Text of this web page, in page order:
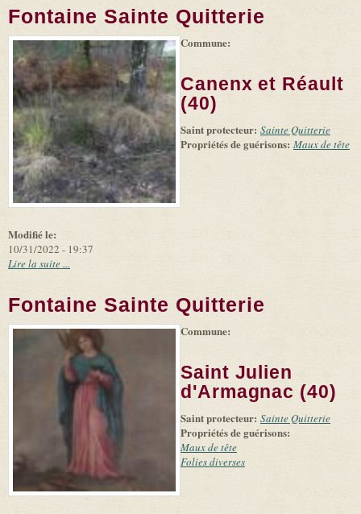
Fontaine Sainte Quitterie
-
Leaflet (link is
|
Tiles
(link is
external)
©
Microsoft
and
suppliers
Modifié le:
10/31/2022 - 19:37
Commune:
Canenx et Réault
(40)
Saint protecteur: Sainte Quitterie
Propriétés de guérisons: Maux de tête
Lire la suite ...
Fontaine Sainte Quitterie
Commune:
Saint Julien
d'Armagnac (40)
Saint protecteur: Sainte Quitterie
Propriétés de guérisons:
Maux de tête
Folies diverses